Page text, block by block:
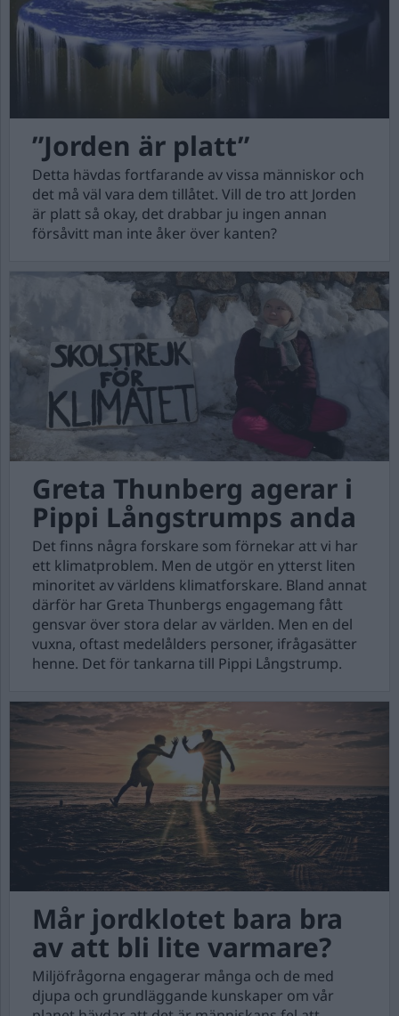
”Jorden är platt”
Detta hävdas fortfarande av vissa människor och
det må väl vara dem tillåtet. Vill de tro att Jorden
är platt så okay, det drabbar ju ingen annan
försåvitt man inte åker över kanten?
Greta Thunberg agerar i
Pippi Långstrumps anda
Det finns några forskare som förnekar att vi har
ett klimatproblem. Men de utgör en ytterst liten
minoritet av världens klimatforskare. Bland annat
därför har Greta Thunbergs engagemang fått
gensvar över stora delar av världen. Men en del
vuxna, oftast medelålders personer, ifrågasätter
henne. Det för tankarna till Pippi Långstrump.
Mår jordklotet bara bra
av att bli lite varmare?
Miljöfrågorna engagerar många och de med
djupa och grundläggande kunskaper om vår